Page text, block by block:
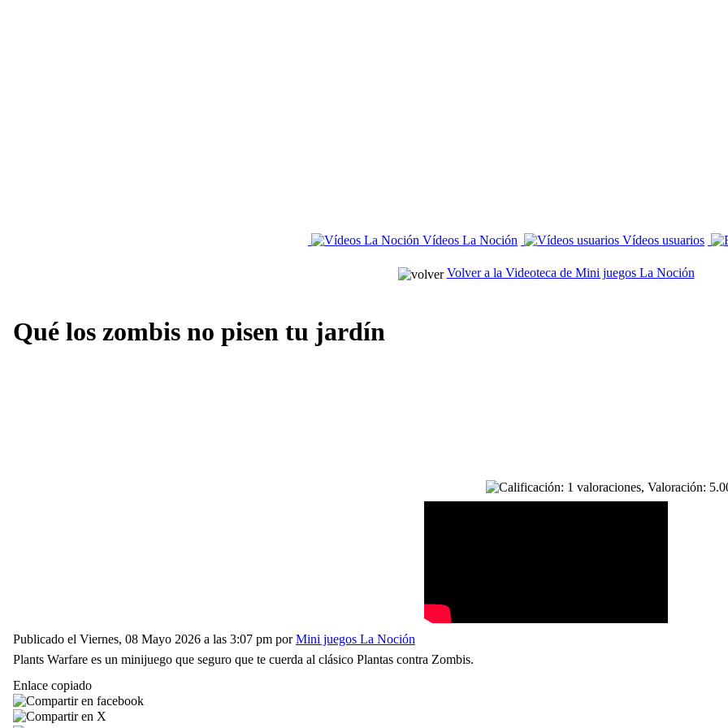
Vídeos La Noción Vídeos usuarios
Volver a la Videoteca de Mini juegos La Noción
Qué los zombis no pisen tu jardín
Publicado el Viernes, 08 Mayo 2026 a las 3:07 pm por Mini juegos La Noción
Plants Warfare es un minijuego que seguro que te cuerda al clásico Plantas contra Zombis.
Enlace copiado